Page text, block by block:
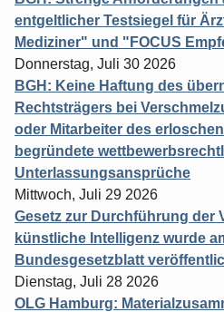
entgeltlicher Testsiegel für
Mediziner" und "FOCUS
Donnerstag, Juli 30 2026
BGH: Keine Haftung des
Rechtsträgers bei
oder Mitarbeiter des
begründete
Unterlassungsansprüche
Mittwoch, Juli 29 2026
Gesetz zur Durchführung der
künstliche Intelligenz wurde
Bundesgesetzblatt
Dienstag, Juli 28 2026
OLG Hamburg: